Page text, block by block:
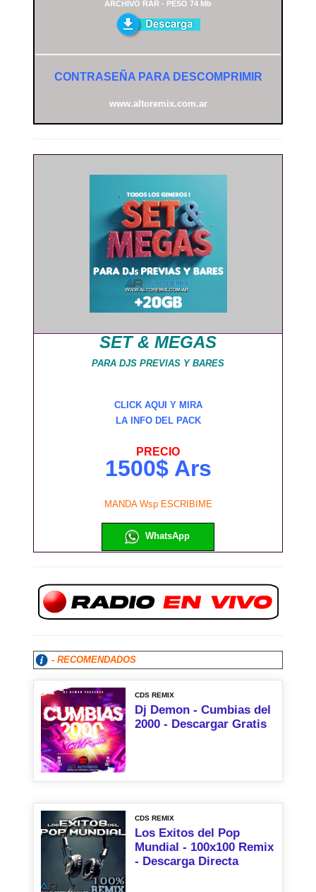
ARCHIVO RAR - PESO 74 Mb
CONTRASEÑA PARA DESCOMPRIMIR
www.altoremix.com.ar
SET & MEGAS
PARA DJS PREVIAS Y BARES
CLICK AQUI Y MIRA
LA INFO DEL PACK
PRECIO
1500$ Ars
MANDA Wsp ESCRIBIME
WhatsApp
- RECOMENDADOS
CDS REMIX
Dj Demon - Cumbias del
2000 - Descargar Gratis
CDS REMIX
Los Exitos del Pop
Mundial - 100x100 Remix
- Descarga Directa